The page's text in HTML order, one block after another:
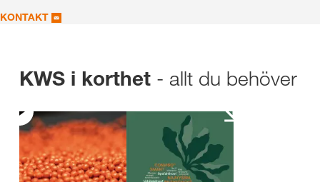
KONTAKT
KWS i korthet - allt du behöver